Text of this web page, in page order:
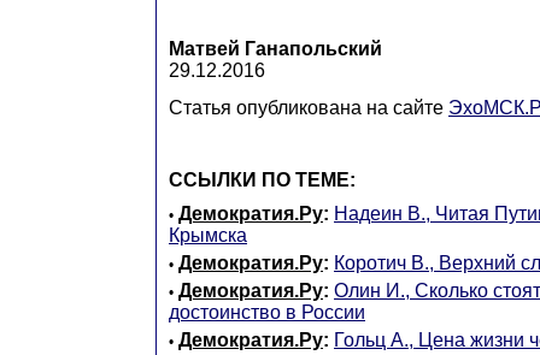
Матвей Ганапольский
29.12.2016
Статья опубликована на сайте
ССЫЛКИ ПО ТЕМЕ:
• Демократия.Ру: Надеин В., Читая
Крымска
• Демократия.Ру: Коротич В., Верхний
• Демократия.Ру: Олин И., Сколько
достоинство в России
• Демократия.Ру: Гольц А., Цена жизни